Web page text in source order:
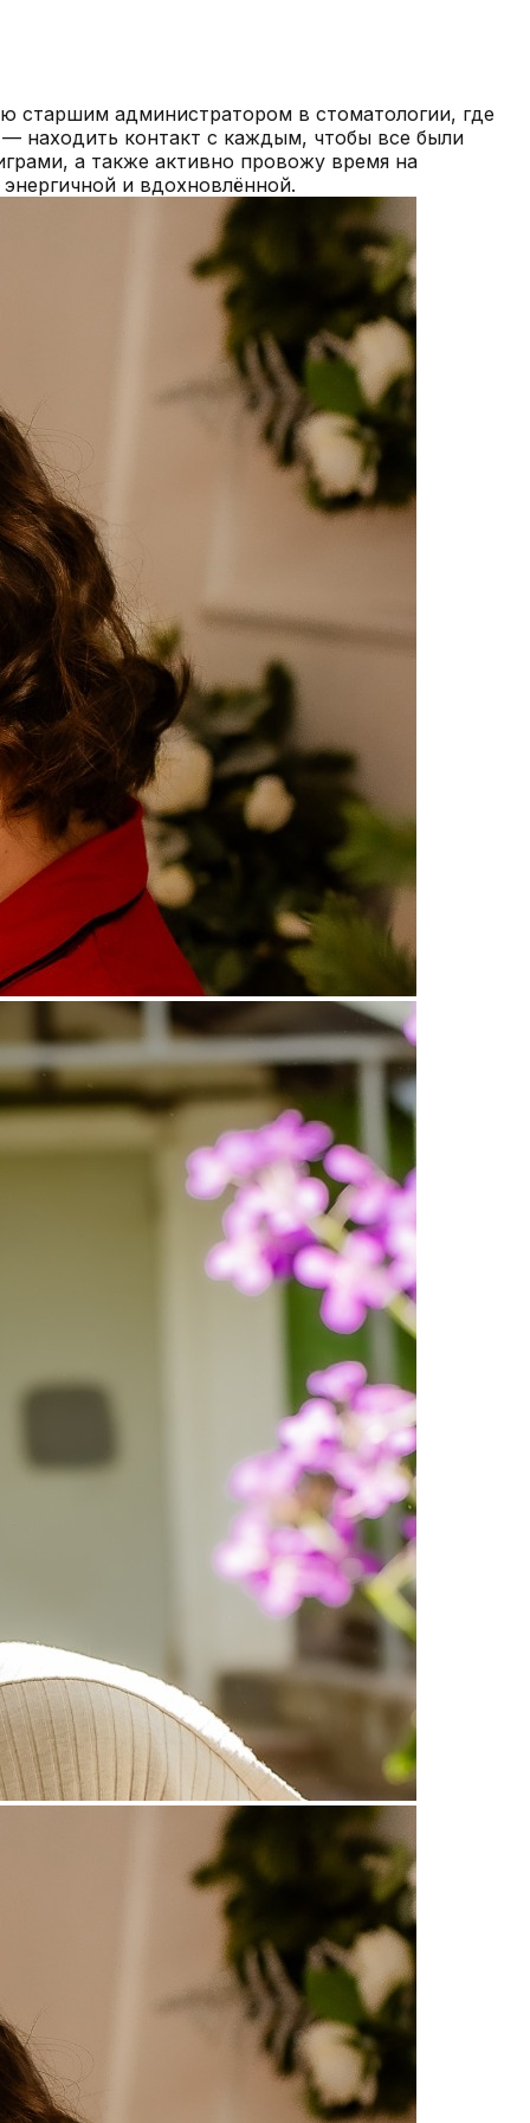
старшим администратором в стоматологии, где
находить контакт с каждым, чтобы все были
а также активно провожу время на
и вдохновлённой.